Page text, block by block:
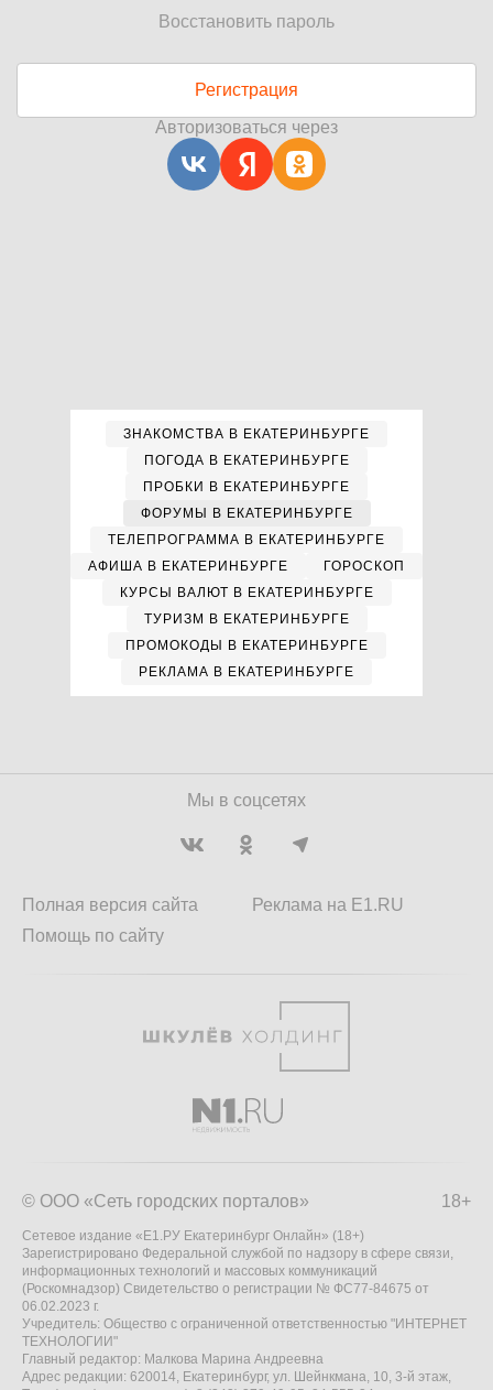
Восстановить пароль
Регистрация
Авторизоваться через
ЗНАКОМСТВА В ЕКАТЕРИНБУРГЕ
ПОГОДА В ЕКАТЕРИНБУРГЕ
ПРОБКИ В ЕКАТЕРИНБУРГЕ
ФОРУМЫ В ЕКАТЕРИНБУРГЕ
ТЕЛЕПРОГРАММА В ЕКАТЕРИНБУРГЕ
АФИША В ЕКАТЕРИНБУРГЕ
ГОРОСКОП
КУРСЫ ВАЛЮТ В ЕКАТЕРИНБУРГЕ
ТУРИЗМ В ЕКАТЕРИНБУРГЕ
ПРОМОКОДЫ В ЕКАТЕРИНБУРГЕ
РЕКЛАМА В ЕКАТЕРИНБУРГЕ
Мы в соцсетях
Полная версия сайта
Помощь по сайту
Реклама на E1.RU
18+
© ООО «Сеть городских порталов»
Сетевое издание «Е1.РУ Екатеринбург Онлайн» (18+)
Зарегистрировано Федеральной службой по надзору в сфере связи,
информационных технологий и массовых коммуникаций
(Роскомнадзор) Свидетельство о регистрации № ФС77-84675 от
06.02.2023 г.
Учредитель: Общество с ограниченной ответственностью "ИНТЕРНЕТ
ТЕХНОЛОГИИ"
Главный редактор: Малкова Марина Андреевна
Адрес редакции: 620014, Екатеринбург, ул. Шейнкмана, 10, 3-й этаж,